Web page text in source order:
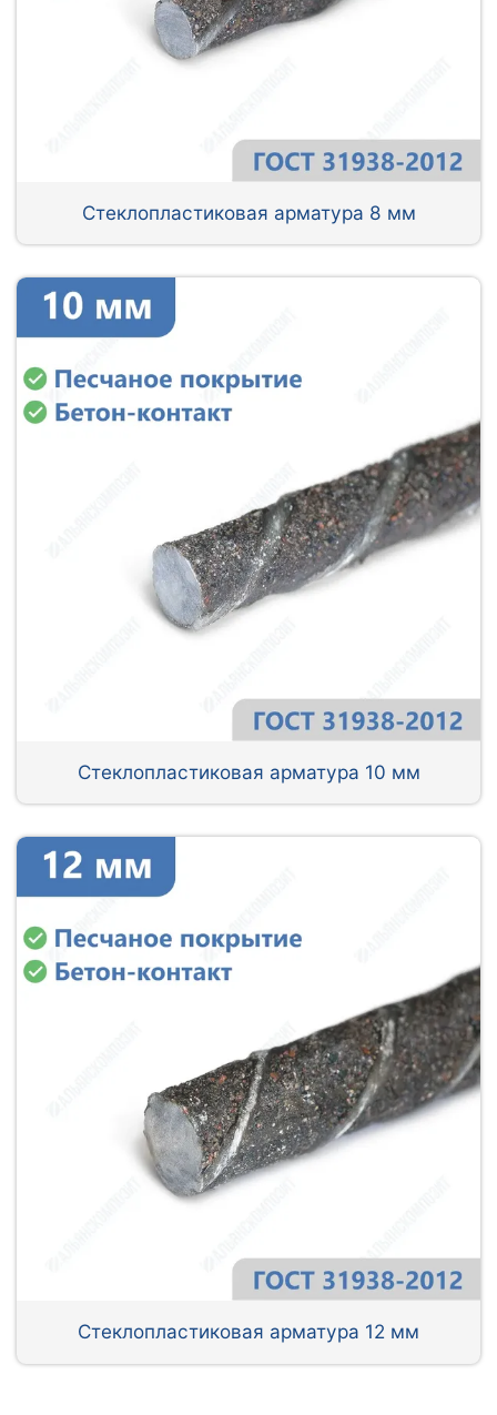
Стеклопластиковая арматура 8 мм
Стеклопластиковая арматура 10 мм
Стеклопластиковая арматура 12 мм